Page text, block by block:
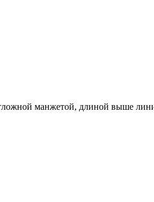
манжетой, длиной выше